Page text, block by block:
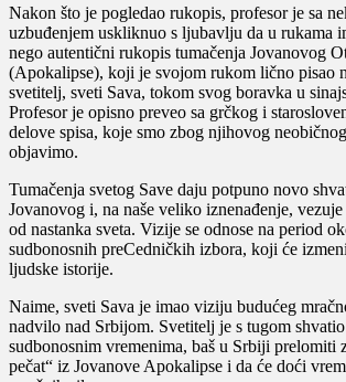
Nakon što je pogledao rukopis, profesor je sa
uzbuđenjem uskliknuo s ljubavlju da u rukama
nego autentični rukopis tumačenja Jovanovog
(Apokalipse), koji je svojom rukom lično pisao
svetitelj, sveti Sava, tokom svog boravka u
Profesor je opisno preveo sa grčkog i
delove spisa, koje smo zbog njihovog
objavimo.
Tumačenja svetog Save daju potpuno novo
Jovanovog i, na naše veliko iznenađenje,
od nastanka sveta. Vizije se odnose na period
sudbonosnih preCedničkih izbora, koji će
ljudske istorije.
Naime, sveti Sava je imao viziju budućeg
nadvilo nad Srbijom. Svetitelj je s tugom
sudbonosnim vremenima, baš u Srbiji prelomiti
pečat“ iz Jovanove Apokalipse i da će doći